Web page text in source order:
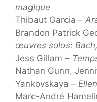
magique
Thibaut Garcia –
Brandon Patrick
œuvres solos:
Jess Gillam –
Nathan Gunn,
Yankovskaya –
Marc-André